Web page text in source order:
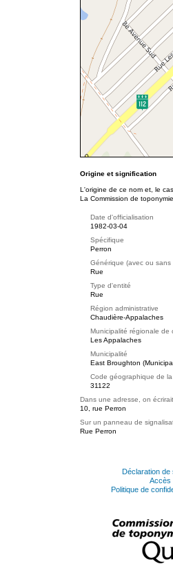
Origine et signification
L'origine de ce nom et, le
La Commission de
Date d'officialisation
1982-03-04
Spécifique
Perron
Générique (avec ou sans
Rue
Type d'entité
Rue
Région administrative
Chaudière-Appalaches
Municipalité régionale de
Les Appalaches
Municipalité
East Broughton
Code géographique de la
31122
Dans une adresse, on
10, rue Perron
Sur un panneau de
Rue Perron
Déclaration
Accès
Politique de